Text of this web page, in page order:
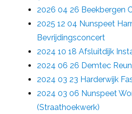
2026 04 26 Beekbergen
2025 12 04 Nunspeet
Bevrijdingsconcert
2024 10 18 Afsluitdijk
2024 06 26 Demtec
2024 03 23 Harderwijk
2024 03 06 Nunspeet
(Straathoekwerk)